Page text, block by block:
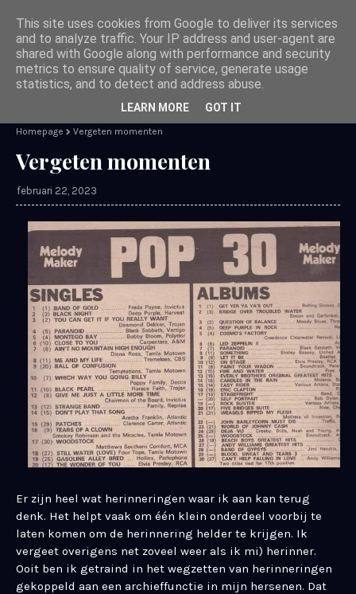
Chris Moorman`s blog
Homepage Vergeten momenten
Vergeten momenten
februari 22, 2023
Er zijn heel wat herinneringen waar ik aan kan terug
denk. Het helpt vaak om één klein onderdeel voorbij te
laten komen om de herinnering helder te krijgen. Ik
vergeet overigens net zoveel weer als ik mi) herinner.
Ooit ben ik getraind in het wegzetten van herinneringen
gekoppeld aan een archieffunctie in mijn hersenen. Dat
This site uses cookies from Google to deliver its services
and to analyze traffic. Your IP address and user-agent are
shared with Google along with performance and security
metrics to ensure quality of service, generate usage
statistics, and to detect and address abuse.
LEARN MORE GOT IT